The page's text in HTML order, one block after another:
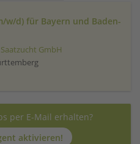
w/d) für Bayern und Baden-
Saatzucht GmbH
per E-Mail erhalten?
aktivieren!